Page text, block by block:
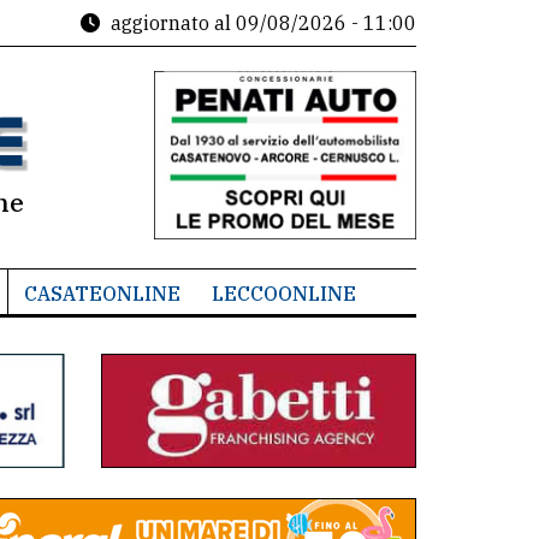
aggiornato al 09/08/2026 - 11:00
CASATEONLINE LECCOONLINE